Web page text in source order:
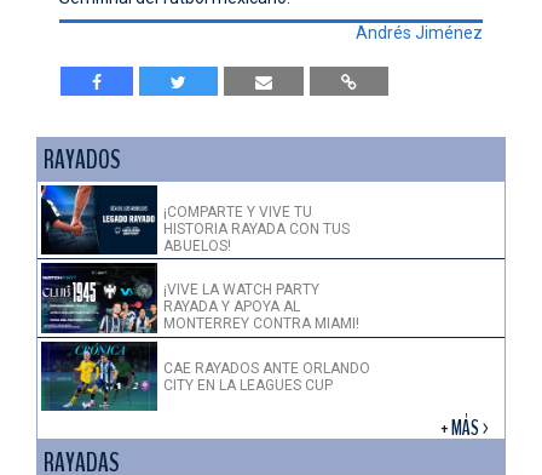
Andrés Jiménez
RAYADOS
¡COMPARTE Y VIVE TU
HISTORIA RAYADA CON TUS
ABUELOS!
¡VIVE LA WATCH PARTY
RAYADA Y APOYA AL
MONTERREY CONTRA MIAMI!
CAE RAYADOS ANTE ORLANDO
CITY EN LA LEAGUES CUP
+ MÁS >
RAYADAS